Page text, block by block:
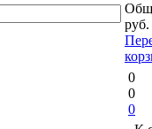
руб.
0
0
0